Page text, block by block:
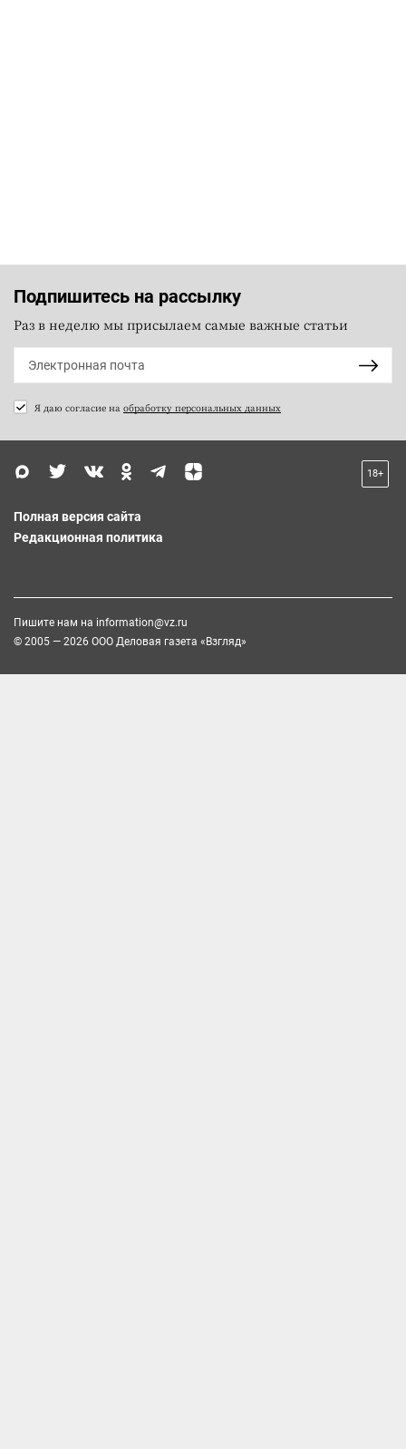
Подпишитесь на рассылку
Раз в неделю мы присылаем самые важные статьи
Я даю согласие на обработку персональных данных
18+
Полная версия сайта
Редакционная политика
Пишите нам на information@vz.ru
© 2005 — 2026 ООО Деловая газета «Взгляд»